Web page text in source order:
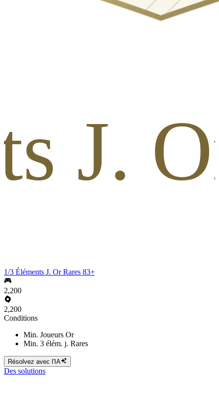
J.
1/3 Éléments J. Or Rares 83+
2,200
2,200
Conditions
Min. Joueurs Or
Min. 3 élém. j. Rares
Résolvez avec l'IA
Des solutions